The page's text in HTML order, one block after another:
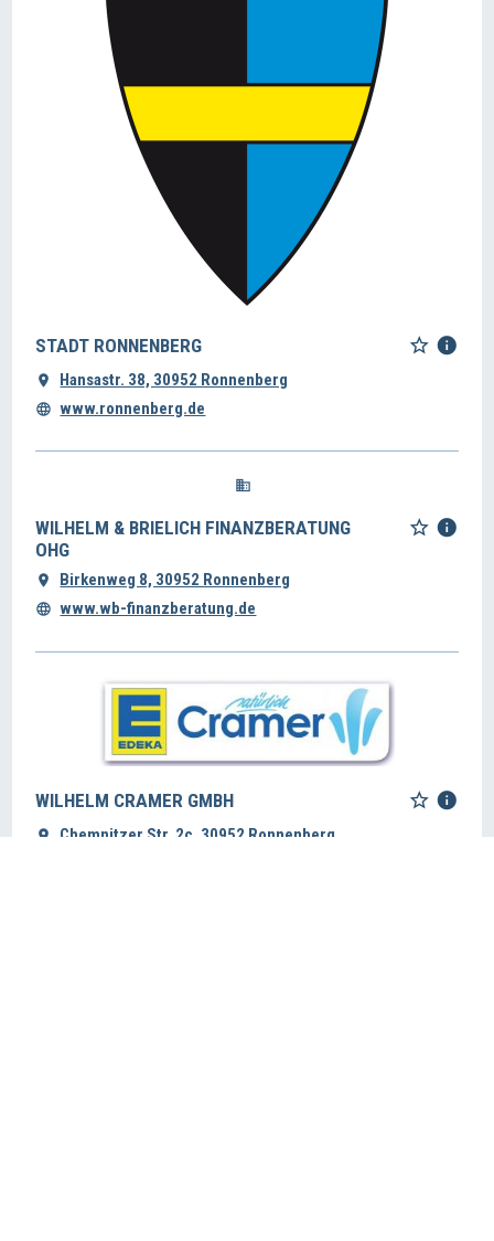
STADT RONNENBERG
Hansastr. 38, 30952 Ronnenberg
www.ronnenberg.de
WILHELM & BRIELICH FINANZBERATUNG
OHG
Birkenweg 8, 30952 Ronnenberg
www.wb-finanzberatung.de
WILHELM CRAMER GMBH
Chemnitzer Str. 2c, 30952 Ronnenberg